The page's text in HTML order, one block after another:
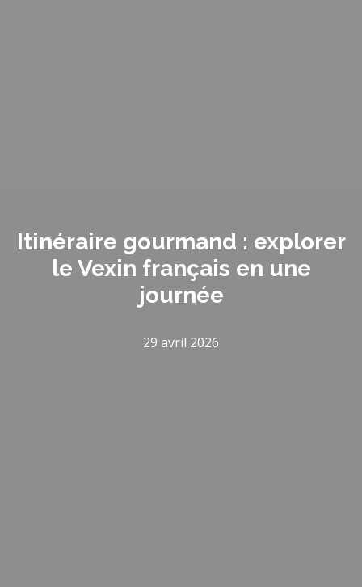
Itinéraire gourmand : explorer
le Vexin français en une
journée
29 avril 2026